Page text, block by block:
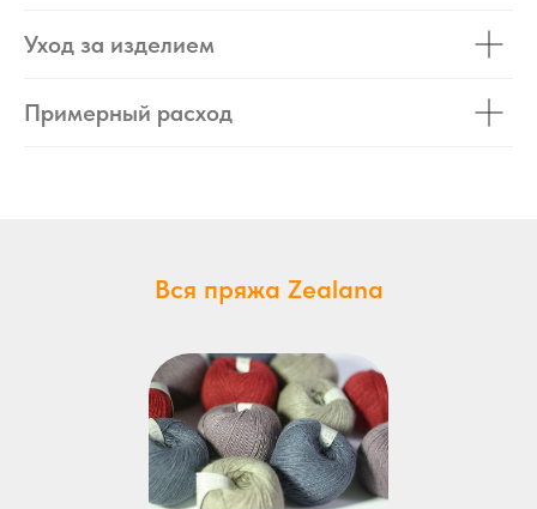
Уход за изделием
Примерный расход
Вся пряжа Zealana